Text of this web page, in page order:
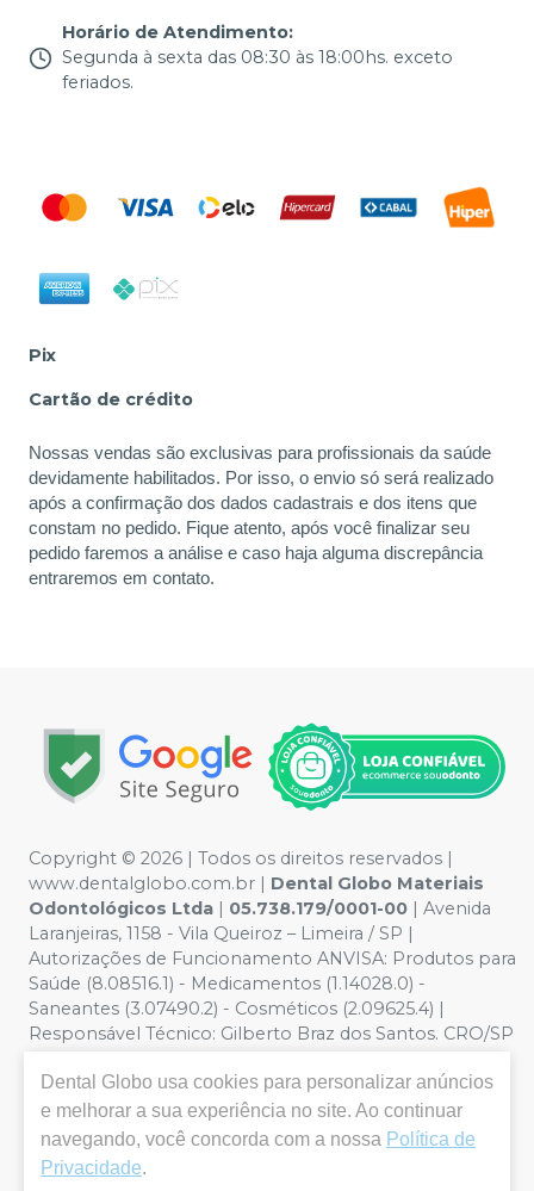
Horário de Atendimento:
Segunda à sexta das 08:30 às 18:00hs. exceto
feriados.
Pix
Cartão de crédito
Nossas vendas são exclusivas para profissionais da saúde
devidamente habilitados. Por isso, o envio só será realizado
após a confirmação dos dados cadastrais e dos itens que
constam no pedido. Fique atento, após você finalizar seu
pedido faremos a análise e caso haja alguma discrepância
entraremos em contato.
Copyright © 2026 | Todos os direitos reservados |
www.dentalglobo.com.br | Dental Globo Materiais
Odontológicos Ltda | 05.738.179/0001-00 | Avenida
Laranjeiras, 1158 - Vila Queiroz – Limeira / SP |
Autorizações de Funcionamento ANVISA: Produtos para
Saúde (8.08516.1) - Medicamentos (1.14028.0) -
Saneantes (3.07490.2) - Cosméticos (2.09625.4) |
Responsável Técnico: Gilberto Braz dos Santos. CRO/SP
meramente ilustrativas - Os preços e condições da loja
virtual estão sujeitos a alterações. Em caso de
divergência de preços no site, o valor válido é o do
Carrinho de Compra. Não vendemos por atacado por
isso nos reservamos o direito de não atender compras
Dental Globo usa cookies para personalizar anúncios
e melhorar a sua experiência no site. Ao continuar
navegando, você concorda com a nossa Política de
Privacidade.